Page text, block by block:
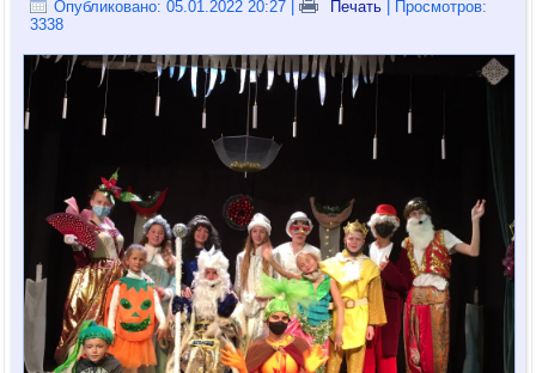
Опубликовано: 05.01.2022 20:27 | Печать
| Просмотров:
3338